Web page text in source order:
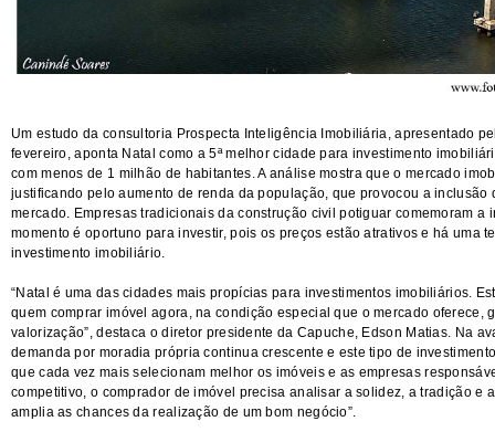
Um estudo da consultoria Prospecta Inteligência Imobiliária, apresentado
fevereiro, aponta Natal como a 5ª melhor cidade para investimento
com menos de 1 milhão de habitantes. A análise mostra que o mercado
justificando pelo aumento de renda da população, que provocou a inclusão
mercado. Empresas tradicionais da construção civil potiguar comemoram a
momento é oportuno para investir, pois os preços estão atrativos e há uma
investimento imobiliário.
“Natal é uma das cidades mais propícias para investimentos imobiliários.
quem comprar imóvel agora, na condição especial que o mercado oferece,
valorização”, destaca o diretor presidente da Capuche, Edson Matias. Na
demanda por moradia própria continua crescente e este tipo de
que cada vez mais selecionam melhor os imóveis e as empresas
competitivo, o comprador de imóvel precisa analisar a solidez, a tradição e
amplia as chances da realização de um bom negócio”.